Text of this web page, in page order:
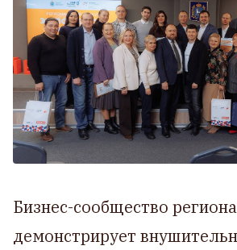
Бизнес-сообщество региона
демонстрирует